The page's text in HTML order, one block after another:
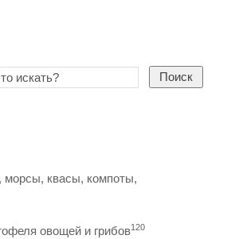
Поиск
морсы, квасы, компоты,
овощей и грибов120